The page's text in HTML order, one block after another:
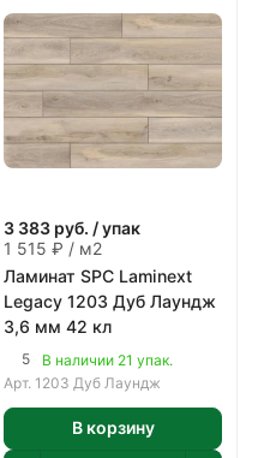
3 383 руб. / упак
1 515 ₽ / м2
Ламинат SPC Laminext
Legacy 1203 Дуб Лаундж
3,6 мм 42 кл
5
В наличии 21 упак.
Арт. 1203 Дуб Лаундж
В корзину